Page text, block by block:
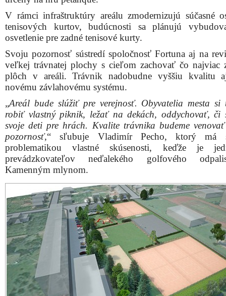
Vizualizácia
Plánované investície neobídu ani detské ihrisko.
prvky postupne zamenia za novšie a modernejšie
atrakcie.
V rámci ďalších investícii dostane areál aj nové
s lavičkami a odpadkovými košmi. Postupne by
inštalovať lampy verejného osvetlenia nielen nad
ale aj na voľných plochách.
Chceme zainvestovať aj do oplotenia celého areálu –
udržania čistoty, poriadku, kvality